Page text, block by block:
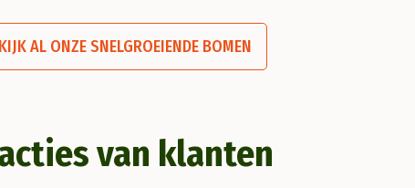
AL ONZE SNELGROEIENDE BOMEN
van klanten